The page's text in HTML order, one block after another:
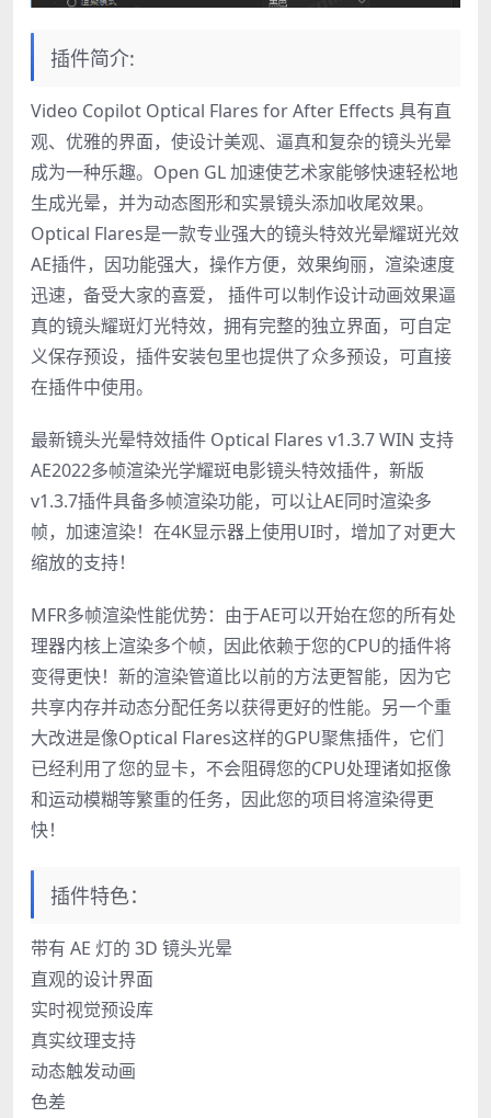
插件简介:
Video Copilot Optical Flares for After Effects 具有直
观、优雅的界面，使设计美观、逼真和复杂的镜头光晕
成为一种乐趣。Open GL 加速使艺术家能够快速轻松地
生成光晕，并为动态图形和实景镜头添加收尾效果。
Optical Flares是一款专业强大的镜头特效光晕耀斑光效
AE插件，因功能强大，操作方便，效果绚丽，渲染速度
迅速，备受大家的喜爱， 插件可以制作设计动画效果逼
真的镜头耀斑灯光特效，拥有完整的独立界面，可自定
义保存预设，插件安装包里也提供了众多预设，可直接
在插件中使用。
最新镜头光晕特效插件 Optical Flares v1.3.7 WIN 支持
AE2022多帧渲染光学耀斑电影镜头特效插件，新版
v1.3.7插件具备多帧渲染功能，可以让AE同时渲染多
帧，加速渲染！在4K显示器上使用UI时，增加了对更大
缩放的支持！
MFR多帧渲染性能优势：由于AE可以开始在您的所有处
理器内核上渲染多个帧，因此依赖于您的CPU的插件将
变得更快！新的渲染管道比以前的方法更智能，因为它
共享内存并动态分配任务以获得更好的性能。另一个重
大改进是像Optical Flares这样的GPU聚焦插件，它们
已经利用了您的显卡，不会阻碍您的CPU处理诸如抠像
和运动模糊等繁重的任务，因此您的项目将渲染得更
快！
插件特色：
带有 AE 灯的 3D 镜头光晕
直观的设计界面
实时视觉预设库
真实纹理支持
动态触发动画
色差